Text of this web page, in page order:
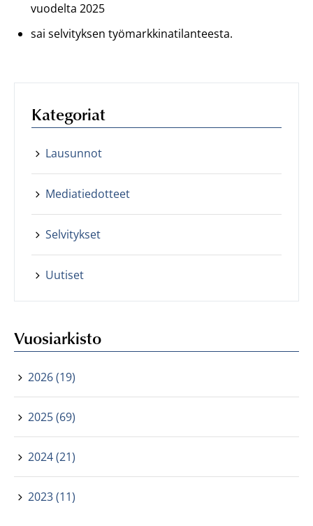
vuodelta 2025
sai selvityksen työmarkkinatilanteesta.
Kategoriat
Lausunnot
Mediatiedotteet
Selvitykset
Uutiset
Vuosiarkisto
2026 (19)
2025 (69)
2024 (21)
2023 (11)